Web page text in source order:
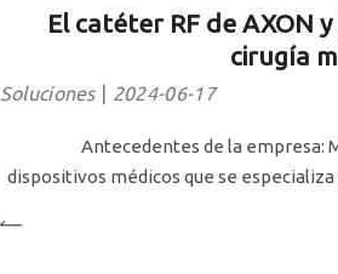
El catéter RF de AXON
cirugía
Soluciones 2024-06-17
Antecedentes de la empresa:
dispositivos médicos que se especializa